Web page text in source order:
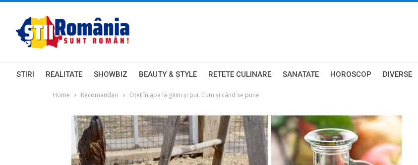
STIRI REALITATE SHOWBIZ BEAUTY & STYLE RETETE CULINARE SANATATE HOROSCOP DIVERSE
Home Recomandari Oțet în apa la găini și pui. Cum și când se pune